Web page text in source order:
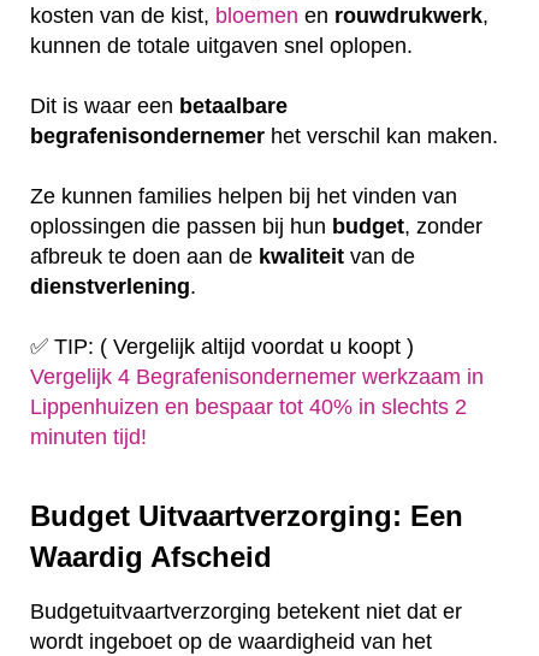
kosten van de kist, bloemen en rouwdrukwerk,
kunnen de totale uitgaven snel oplopen.
Dit is waar een betaalbare
begrafenisondernemer het verschil kan maken.
Ze kunnen families helpen bij het vinden van
oplossingen die passen bij hun budget, zonder
afbreuk te doen aan de kwaliteit van de
dienstverlening.
✅ TIP: ( Vergelijk altijd voordat u koopt )
Vergelijk 4 Begrafenisondernemer werkzaam in
Lippenhuizen en bespaar tot 40% in slechts 2
minuten tijd!
Budget Uitvaartverzorging: Een
Waardig Afscheid
Budgetuitvaartverzorging betekent niet dat er
wordt ingeboet op de waardigheid van het